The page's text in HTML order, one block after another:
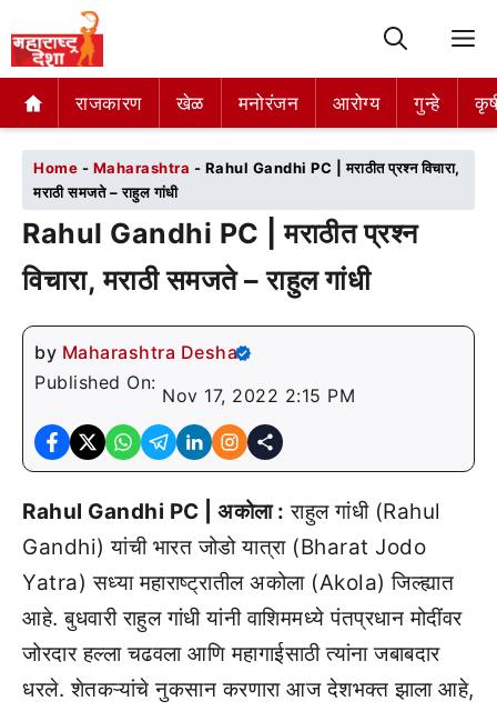
राजकारण खेळ मनोरंजन आरोग्य गुन्हे
राजकारण खेळ मनोरंजन आरोग्य गुन्हे
Home - Maharashtra - Rahul Gandhi PC | मराठीत प्रश्न विचारा,
मराठी समजते – राहुल गांधी
Rahul Gandhi PC | मराठीत प्रश्न
विचारा, मराठी समजते – राहुल गांधी
by Maharashtra Desha
Published On:
Nov 17, 2022 2:15 PM
Rahul Gandhi PC | अकोला : राहुल गांधी (Rahul
Gandhi) यांची भारत जोडो यात्रा (Bharat Jodo
Yatra) सध्या महाराष्ट्रातील अकोला (Akola) जिल्ह्यात
आहे. बुधवारी राहुल गांधी यांनी वाशिममध्ये पंतप्रधान मोदींवर
जोरदार हल्ला चढवला आणि महागाईसाठी त्यांना जबाबदार
धरले. शेतकऱ्यांचे नुकसान करणारा आज देशभक्त झाला आहे,